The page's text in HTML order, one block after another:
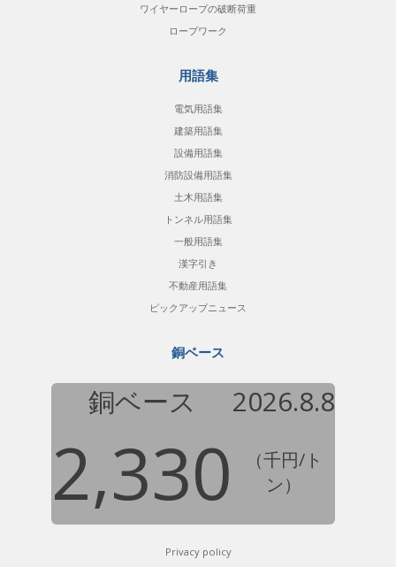
ワイヤーロープの破断荷重
ロープワーク
用語集
電気用語集
建築用語集
設備用語集
消防設備用語集
土木用語集
トンネル用語集
一般用語集
漢字引き
不動産用語集
ピックアップニュース
銅ベース
銅ベース 2026.8.8
2,330
（千円/ト
ン）
Privacy policy